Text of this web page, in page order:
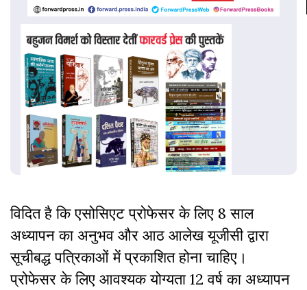
विदित है कि एसोसिएट प्रोफेसर के लिए 8 साल
अध्यापन का अनुभव और आठ आलेख यूजीसी द्वारा
सूचीबद्ध पत्रिकाओं में प्रकाशित होना चाहिए।
प्रोफेसर के लिए आवश्यक योग्यता 12 वर्ष का अध्यापन